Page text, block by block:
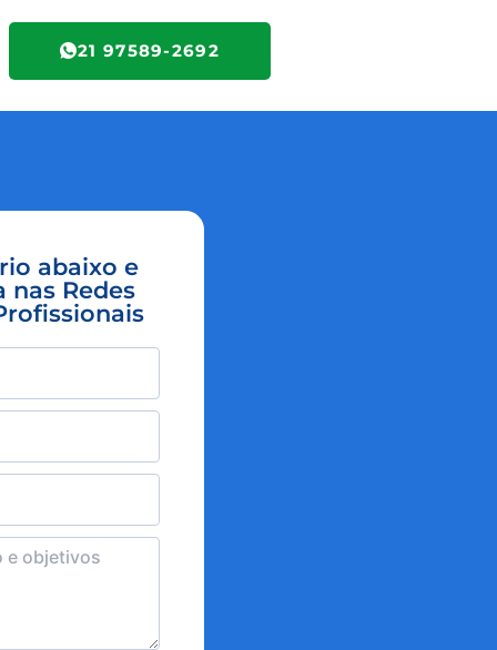
21 97589-2692
abaixo e
nas Redes